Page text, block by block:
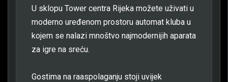
U sklopu Tower centra Rijeka možete uživati u
moderno uređenom prostoru automat kluba u
kojem se nalazi mnoštvo najmodernijih aparata
za igre na sreću.
Gostima na raaspolaganju stoji uvijek